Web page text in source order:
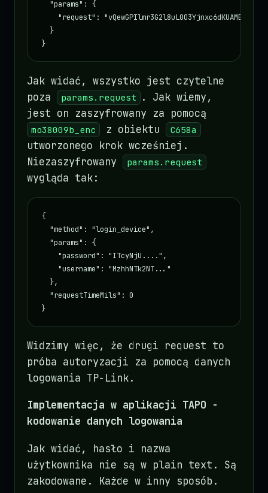
  "params": {
"request":
  }
}
Jak widać, wszystko jest czytelne
poza
params.request
. Jak wiemy,
jest on zaszyfrowany za pomocą
mo38009b_enc z obiektu C658a
utworzonego krok wcześniej.
Niezaszyfrowany
params.request
wygląda tak:
{
  "method": "login_device",
  "params": {
    "password": "ITcyNjU....",
    "username": "MzhhNTk2NT..."
  },
  "requestTimeMils": 0
}
Widzimy więc, że drugi request to
próba autoryzacji za pomocą danych
logowania TP-Link.
Implementacja w aplikacji TAPO -
kodowanie danych logowania
Jak widać, hasło i nazwa
użytkownika nie są w plain text. Są
zakodowane. Każde w inny sposób.